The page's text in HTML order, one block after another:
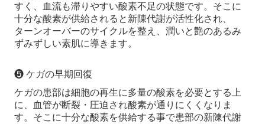
すく、血流も滞りやすい酸素不足の状態です。そこに
十分な酸素が供給されると新陳代謝が活性化され、
ターンオーバーのサイクルを整え、潤いと艶のあるみ
ずみずしい素肌に導きます。
❺ ケガの早期回復
ケガの患部は細胞の再生に多量の酸素を必要とする上
に、血管が断裂・圧迫され酸素が通りにくくなりま
す。そこに十分な酸素を供給する事で患部の新陳代謝